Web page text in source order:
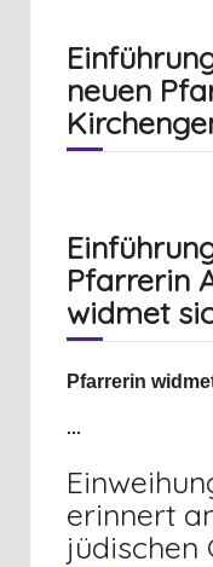
neuen
Pfarrerin
widmet
Pfarrerin
...
erinnert
jüdischen